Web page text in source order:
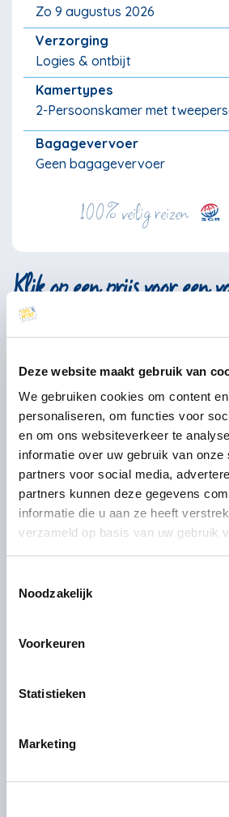
Deze website maakt gebruik van
We gebruiken cookies om content
personaliseren, om functies voor
en om ons websiteverkeer te
informatie over uw gebruik van onze
partners voor social media,
partners kunnen deze gegevens
informatie die u aan ze heeft
verzameld op basis van uw gebruik
Noodzakelijk
Voorkeuren
Statistieken
Marketing
Zo 9 augustus 2026
Verzorging
Logies & ontbijt
Kamertypes
2-Persoonskamer met
Bagagevervoer
Geen bagagevervoer
100% veilig reizen
Klik op een prijs voor een
en om te boeken
2026
ma
di wo do
27 28 29 30
3 4 5 6
618 618 618 618
17 18 19 20
24 25
618 1